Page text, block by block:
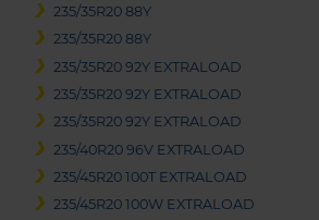
235/35R20 88Y
235/35R20 88Y
235/35R20 92Y EXTRALOAD
235/35R20 92Y EXTRALOAD
235/35R20 92Y EXTRALOAD
235/40R20 96V EXTRALOAD
235/45R20 100T EXTRALOAD
235/45R20 100W EXTRALOAD